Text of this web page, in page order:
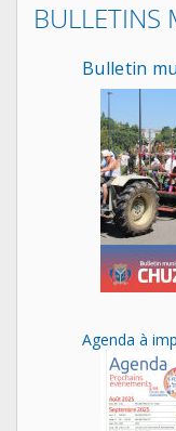
BULLETINS
Bulletin
Agenda à